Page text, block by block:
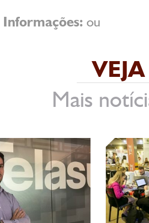
Informações: ou
Mais